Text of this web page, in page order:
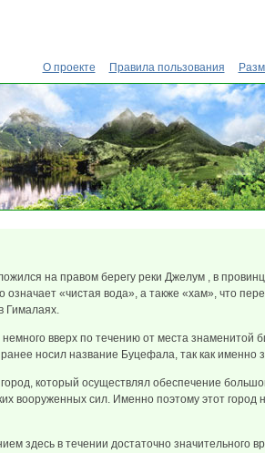
О проекте
Правила пользования
на правом берегу реки Джелум , в
означает «чистая вода», а также «хам», что
Гималаях.
вверх по течению от места знаменитой
носил название Буцефала, так как именно
который осуществлял обеспечение
вооруженных сил. Именно поэтому этот
здесь в течении достаточно